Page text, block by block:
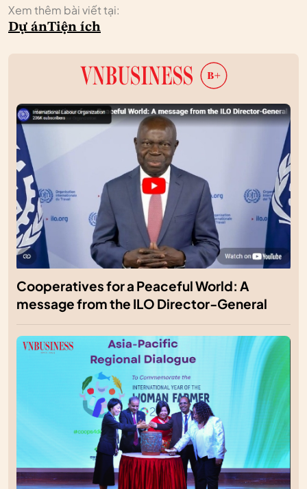
Xem thêm bài viết tại:
Dự ánTiện ích
Cooperatives for a Peaceful World: A
message from the ILO Director-General